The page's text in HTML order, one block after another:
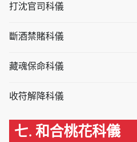
打沈官司科儀
斷酒禁賭科儀
藏魂保命科儀
收符解降科儀
七. 和合桃花科儀